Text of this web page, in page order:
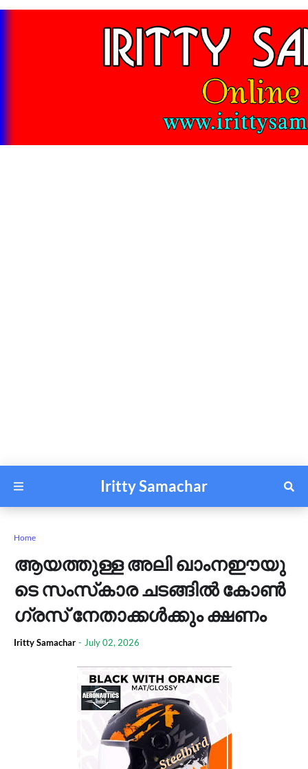
Iritty Samachar
Home
ആ​യ​ത്തു​ള്ള അ​ലി ഖാംനഈയു​
ടെ സം​സ്‌​കാ​ര ച​ട​ങ്ങി​ൽ കോ​ൺ​
ഗ്ര​സ് നേ​താ​ക്ക​ൾ​ക്കും ക്ഷ​ണം
Iritty Samachar - July 02, 2026